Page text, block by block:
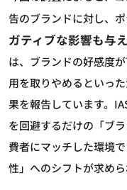
告のブランドに対し、
ガティブな影響も与
は、ブランドの好感度
用を取りやめるといっ
果を報告しています。
を回避するだけの「ブ
費者にマッチした環境
性」へのシフトが求め